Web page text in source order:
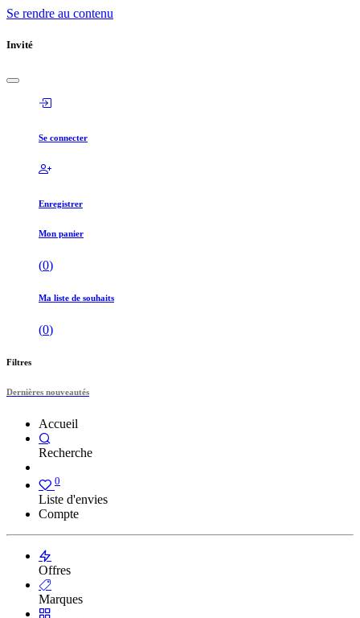
Se rendre au contenu
Invité
Se connecter
Enregistrer
Mon panier
(0)
Ma liste de souhaits
(0)
Filtres
Dernières nouveautés
Accueil
Recherche
0
Liste d'envies
Compte
Offres
Marques